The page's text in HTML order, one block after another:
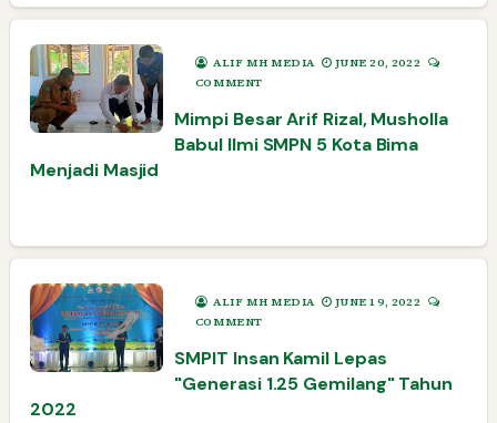
ALIF MH MEDIA
JUNE 20, 2022
COMMENT
Mimpi Besar Arif Rizal, Musholla
Babul Ilmi SMPN 5 Kota Bima
Menjadi Masjid
ALIF MH MEDIA
JUNE 19, 2022
COMMENT
SMPIT Insan Kamil Lepas
"Generasi 1.25 Gemilang" Tahun
2022